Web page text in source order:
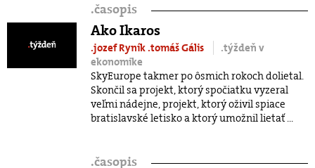
.časopis
Ako Ikaros
.jozef Ryník.tomáš Gális
.týždeň v
ekonomike
SkyEurope takmer po ôsmich rokoch dolietal.
Skončil sa projekt, ktorý spočiatku vyzeral
veľmi nádejne, projekt, ktorý oživil spiace
bratislavské letisko a ktorý umožnil lietať ...
.časopis